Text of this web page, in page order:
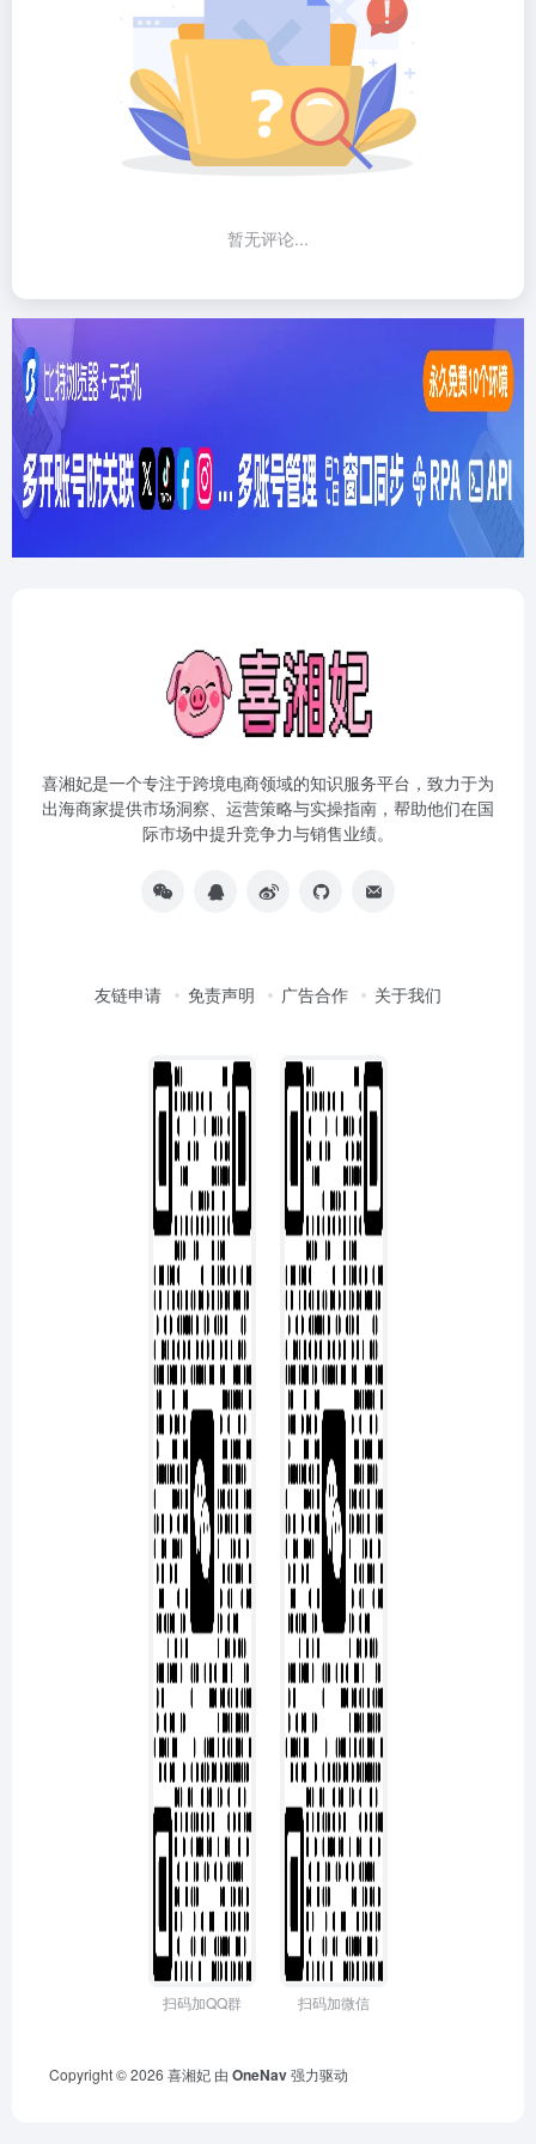
暂无评论...
喜湘妃是一个专注于跨境电商领域的知识服务平台，致力于为
出海商家提供市场洞察、运营策略与实操指南，帮助他们在国
际市场中提升竞争力与销售业绩。
友链申请 免责声明 广告合作 关于我们
扫码加QQ群 扫码加微信
Copyright © 2026 喜湘妃 由 OneNav强力驱动